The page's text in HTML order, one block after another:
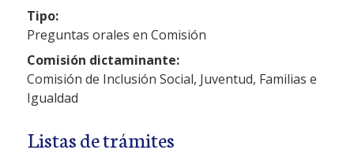
Tipo:
Preguntas orales en Comisión
Comisión dictaminante:
Comisión de Inclusión Social, Juventud, Familias e
Igualdad
Listas de trámites